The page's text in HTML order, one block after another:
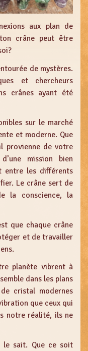
aux plan de
crâne peut être
de mystères.
et chercheurs
crânes ayant été
sur le marché
et moderne. Que
provienne de votre
mission bien
entre les différents
Le crâne sert de
la conscience, la
que chaque crâne
et de travailler
planète vibrent à
dans les plans
cristal modernes
que ceux qui
notre réalité, ils ne
le sait. Que ce soit